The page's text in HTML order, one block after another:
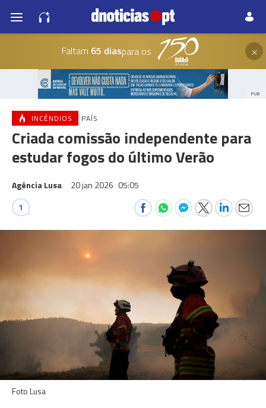
Faltam 65 diaspara os ×
PUB
INCÊNDIOS PAÍS
Criada comissão independente para
estudar fogos do último Verão
Agência Lusa 20 jan 2026 05:05
1
Foto Lusa